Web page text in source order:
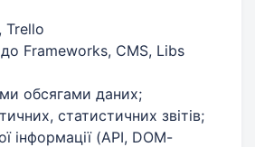
Trello
до Frameworks, СМS, Libs
обсягами даних;
статистичних звітів;
інформації (API, DOM-